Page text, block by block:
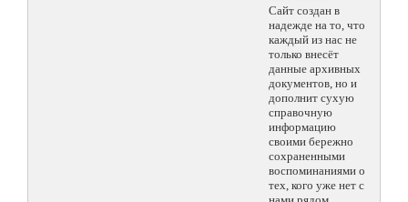
Сайт создан в
надежде на то, что
каждый из нас не
только внесёт
данные архивных
документов, но и
дополнит сухую
справочную
информацию
своими бережно
сохраненными
воспоминаниями о
тех, кого уже нет с